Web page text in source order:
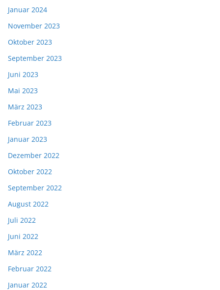
Januar 2024
November 2023
Oktober 2023
September 2023
Juni 2023
Mai 2023
März 2023
Februar 2023
Januar 2023
Dezember 2022
Oktober 2022
September 2022
August 2022
Juli 2022
Juni 2022
März 2022
Februar 2022
Januar 2022